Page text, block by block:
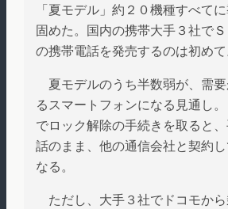
「夏モデル」約２０機種すべて
固めた。国内の携帯大手３社で
の携帯電話を発売するのは初めて
夏モデルのうち半数弱が、需
るスマートフォンになる見通し
でロック解除の手続きを取ると
話のまま、他の通信会社と契約
なる。
ただし、大手３社でドコモか